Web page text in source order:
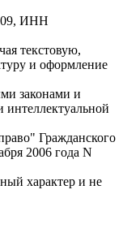
ИНН
текстовую,
и оформление
законами и
интеллектуальной
Гражданского
2006 года N
характер и не